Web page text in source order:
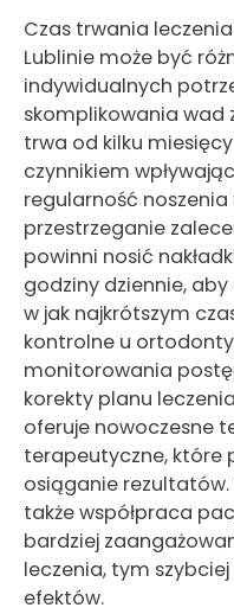
Czas trwania
Lublinie może być
indywidualnych
skomplikowania wad
trwa od kilku
czynnikiem
regularność noszenia
przestrzeganie
powinni nosić
godziny dziennie,
w jak najkrótszym
kontrolne u
monitorowania
korekty planu
oferuje nowoczesne
terapeutyczne, które
osiąganie
także współpraca
bardziej
leczenia, tym
efektów.